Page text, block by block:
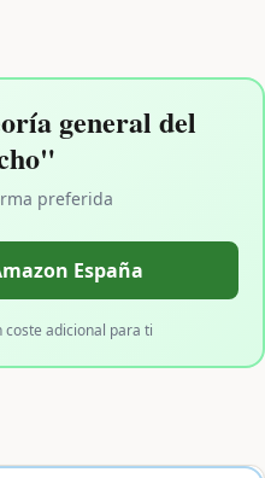
general del
preferida
España
coste adicional para ti